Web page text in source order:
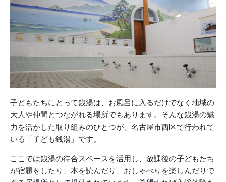
子どもたちにとって銭湯は、お風呂に入るだけでなく地域の
大人や仲間とつながれる場所でもあります。そんな銭湯の魅
力を活かした取り組みのひとつが、名古屋市西区で行われて
いる「子ども銭湯」です。
ここでは銭湯の待合スペースを活用し、放課後の子どもたち
が宿題をしたり、本を読んだり、おしゃべりを楽しんだりで